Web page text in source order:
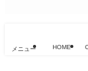
メニュー HOME